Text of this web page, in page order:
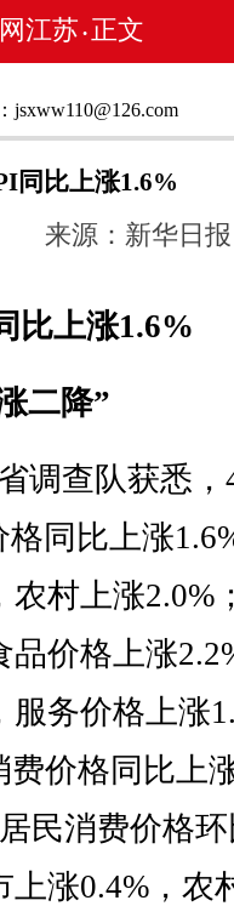
江苏 • 正文
jsxww110@126.com
同比上涨1.6%
来源：新华日报
比上涨1.6%
二降”
查队获悉，
同比上涨
农村上涨2.0%
品价格上涨
服务价格上涨
价格同比上
民消费价格
上涨0.4%，农